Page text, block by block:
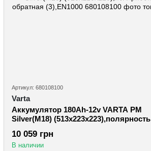
Артикул: 680108100
Varta
Аккумулятор 180Ah-12v VARTA PM
Silver(M18) (513x223x223),полярность
10 059 грн
В наличии